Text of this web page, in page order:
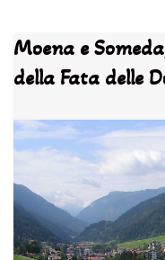
Moena e
della Fata delle